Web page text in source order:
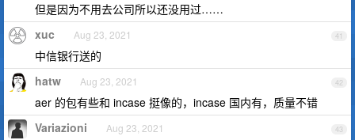
但是因为不用去公司所以还没用过……
41
xuc Aug 23, 2021
中信银行送的
42
hatw Aug 23, 2021
aer 的包有些和 incase 挺像的，incase 国内有，质量不错
43
Variazioni Aug 23, 2021